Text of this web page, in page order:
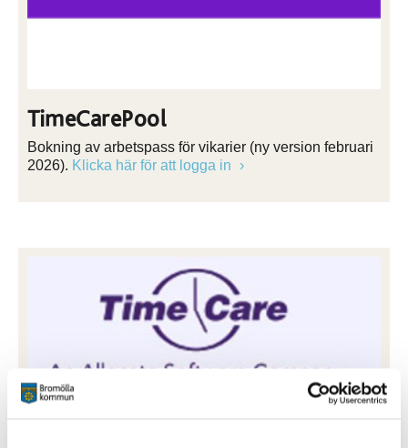
TimeCarePool
Bokning av arbetspass för vikarier (ny version februari
2026). Klicka här för att logga in